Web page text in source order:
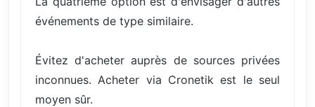
événements de type similaire.
Évitez d'acheter auprès de sources privées
inconnues. Acheter via Cronetik est le seul
moyen sûr.